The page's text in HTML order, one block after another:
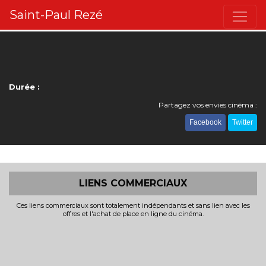
Saint-Paul Rezé
Durée :
Partagez vos envies cinéma :
Facebook Twitter
LIENS COMMERCIAUX
Ces liens commerciaux sont totalement indépendants et sans lien avec les
offres et l'achat de place en ligne du cinéma.